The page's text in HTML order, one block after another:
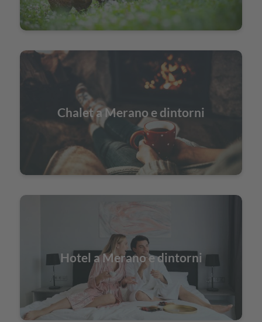
Chalet a Merano e dintorni
Hotel a Merano e dintorni